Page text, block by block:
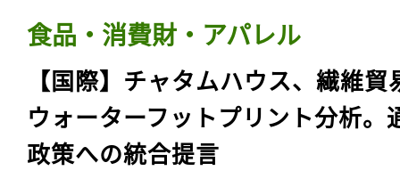
食品・消費財・アパレル
【国際】チャタムハウス、繊維貿
ウォーターフットプリント分析。
政策への統合提言